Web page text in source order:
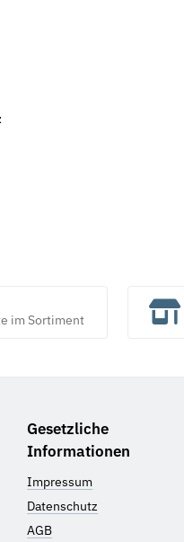
im Sortiment
Gesetzliche
Informationen
Impressum
Datenschutz
AGB